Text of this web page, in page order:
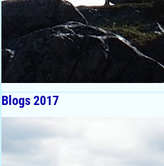
Blogs 2017